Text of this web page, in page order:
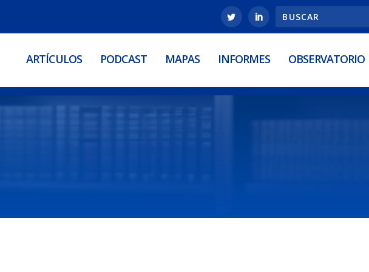
ARTÍCULOS PODCAST MAPAS INFORMES OBSERVATORIO